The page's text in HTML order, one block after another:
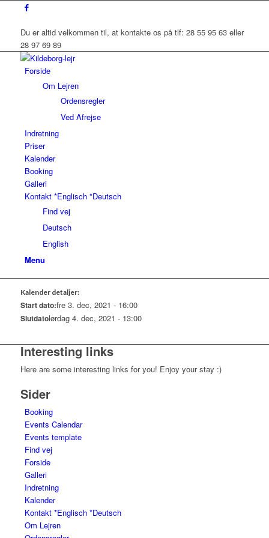
Du er altid velkommen til, at kontakte os på tlf: 28 55 95 63 eller
28 97 69 89
Forside
Om Lejren
Ordensregler
Ved Afrejse
Indretning
Priser
Kalender
Booking
Galleri
Kontakt *Englisch *Deutsch
Find vej
Deutsch
English
Menu
Kalender detaljer:
Start dato:fre 3. dec, 2021 - 16:00
Slutdatolørdag 4. dec, 2021 - 13:00
Interesting links
Here are some interesting links for you! Enjoy your stay :)
Sider
Booking
Events Calendar
Events template
Find vej
Forside
Galleri
Indretning
Kalender
Kontakt *Englisch *Deutsch
Om Lejren